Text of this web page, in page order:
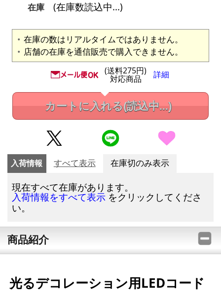
在庫
(在庫数読込中...)
在庫の数はリアルタイムではありません。
店舗の在庫を通信販売で購入できません。
(送料275円)
対応商品 詳細
カートに入れる(読込中...)
入荷情報 すべて表示 在庫切のみ表示
現在すべて在庫があります。
入荷情報をすべて表示 をクリックしてくださ
い。
商品紹介
光るデコレーション用LEDコード